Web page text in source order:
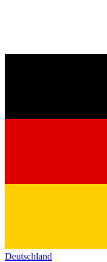
Deutschland